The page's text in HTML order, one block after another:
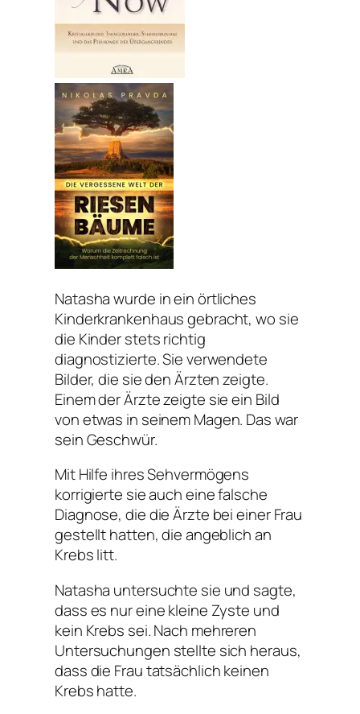
Natasha wurde in ein örtliches
Kinderkrankenhaus gebracht, wo sie
die Kinder stets richtig
diagnostizierte. Sie verwendete
Bilder, die sie den Ärzten zeigte.
Einem der Ärzte zeigte sie ein Bild
von etwas in seinem Magen. Das war
sein Geschwür.
Mit Hilfe ihres Sehvermögens
korrigierte sie auch eine falsche
Diagnose, die die Ärzte bei einer Frau
gestellt hatten, die angeblich an
Krebs litt.
Natasha untersuchte sie und sagte,
dass es nur eine kleine Zyste und
kein Krebs sei. Nach mehreren
Untersuchungen stellte sich heraus,
dass die Frau tatsächlich keinen
Krebs hatte.